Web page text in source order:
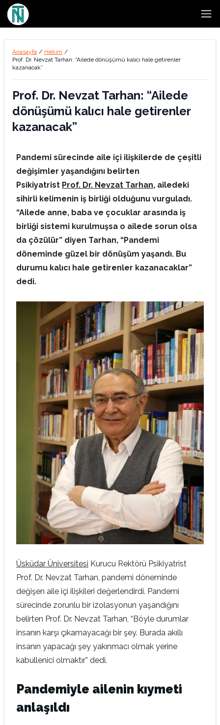
Anasayfa / Hekim /
Prof. Dr. Nevzat Tarhan: “Ailede dönüşümü kalıcı hale getirenler
kazanacak”
Prof. Dr. Nevzat Tarhan: “Ailede
dönüşümü kalıcı hale getirenler
kazanacak”
Pandemi sürecinde aile içi ilişkilerde de çeşitli
değişimler yaşandığını belirten
Psikiyatrist Prof. Dr. Nevzat Tarhan, ailedeki
sihirli kelimenin iş birliği olduğunu vurguladı.
“Ailede anne, baba ve çocuklar arasında iş
birliği sistemi kurulmuşsa o ailede sorun olsa
da çözülür” diyen Tarhan, “Pandemi
döneminde güzel bir dönüşüm yaşandı. Bu
durumu kalıcı hale getirenler kazanacaklar”
dedi.
Üsküdar Üniversitesi Kurucu Rektörü Psikiyatrist
Prof. Dr. Nevzat Tarhan, pandemi döneminde
değişen aile içi ilişkileri değerlendirdi. Pandemi
sürecinde zorunlu bir izolasyonun yaşandığını
belirten Prof. Dr. Nevzat Tarhan, “Böyle durumlar
insanın karşı çıkamayacağı bir şey. Burada akıllı
insanın yapacağı şey yakınmacı olmak yerine
kabullenici olmaktır” dedi.
Pandemiyle ailenin kıymeti
anlaşıldı